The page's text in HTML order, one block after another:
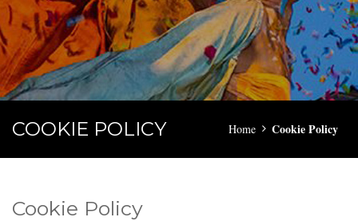
COOKIE POLICY Home Cookie Policy
Cookie Policy